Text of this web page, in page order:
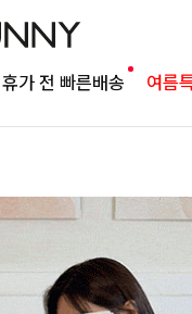
휴가 전 빠른배송 여름